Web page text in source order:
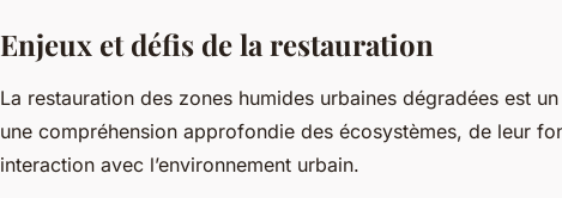
Enjeux et défis de la restauration
La restauration des zones humides urbaines dégradées est
une compréhension approfondie des écosystèmes, de leur
interaction avec l’environnement urbain.